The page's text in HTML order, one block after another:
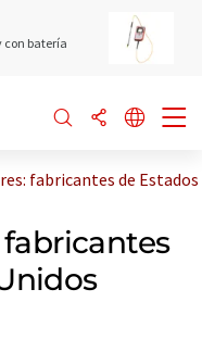
con batería
fabricantes de Estados